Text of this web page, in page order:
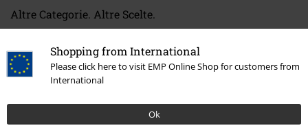
Shopping from International
Please click here to visit EMP Online Shop for customers from
International
Ok
Altre Categorie. Altre Scelte.
Band Merch Top Bands Alice Cooper